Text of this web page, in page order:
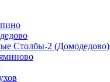
Столбы-2 (Домодедово)